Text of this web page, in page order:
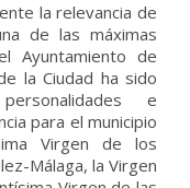
la relevancia de
de las máximas
Ayuntamiento de
la Ciudad ha sido
e
para el municipio
Virgen de los
Málaga, la Virgen